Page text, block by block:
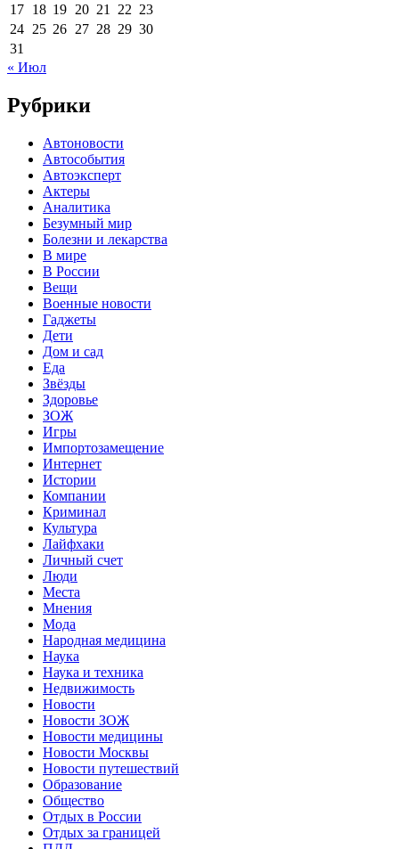
17 18 19 20 21 22 23
24 25 26 27 28 29 30
31
« Июл
Рубрики
Автоновости
Автособытия
Автоэксперт
Актеры
Аналитика
Безумный мир
Болезни и лекарства
В мире
В России
Вещи
Военные новости
Гаджеты
Дети
Дом и сад
Еда
Звёзды
Здоровье
ЗОЖ
Игры
Импортозамещение
Интернет
Истории
Компании
Криминал
Культура
Лайфхаки
Личный счет
Люди
Места
Мнения
Мода
Народная медицина
Наука
Наука и техника
Недвижимость
Новости
Новости ЗОЖ
Новости медицины
Новости Москвы
Новости путешествий
Образование
Общество
Отдых в России
Отдых за границей